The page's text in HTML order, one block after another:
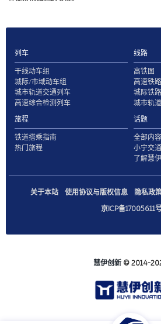
列车
干线动车组
城际/市域动车组
城市轨道交通列车
高速综合检测列车
线路
高铁图
高速铁路
城际铁路
城市轨道
旅程
铁道搭乘指南
热门旅程
话题
全部内容
小宁交通
了解慧
关于本站 使用协议与版权信息 隐私政
京ICP备17005611
慧伊创新 © 2014-